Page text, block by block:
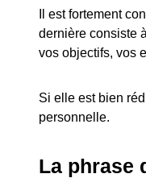
Il est fortement
dernière consiste
vos objectifs, vos
Si elle est bien
personnelle.
La phrase